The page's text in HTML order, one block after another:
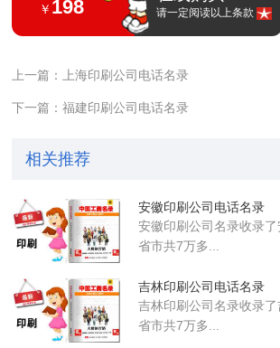
￥ 198 请一定阅读以上条款
上一篇：上海印刷公司电话名录
下一篇：福建印刷公司电话名录
相关推荐
安徽印刷公司电话名录
安徽印刷公司名录收录
省市共7万多...
吉林印刷公司电话名录
吉林印刷公司名录收录
省市共7万多...